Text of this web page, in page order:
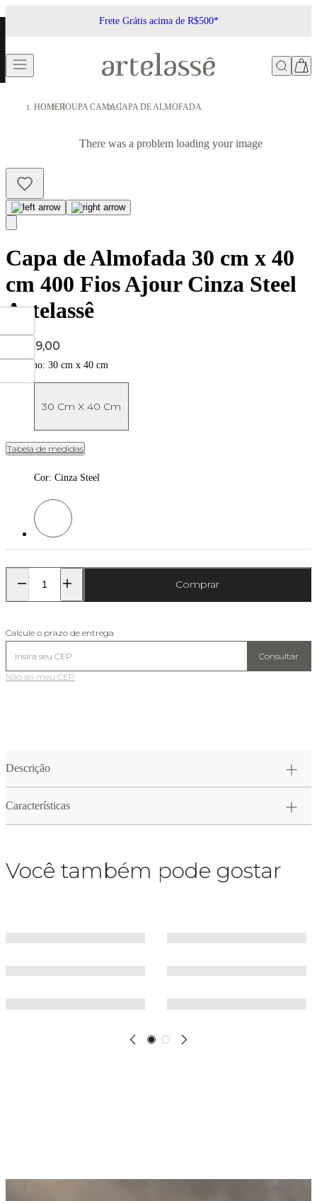
Frete Grátis acima de R$500*
HOMEROUPA CAMACAPA DE ALMOFADA
There was a problem loading your image
Capa de Almofada 30 cm x 40
cm 400 Fios Ajour Cinza Steel
Artelassê
Price:
R$ 169,00
Tamanho: 30 cm x 40 cm
30 Cm X 40 Cm
Tabela de medidas
Cor: Cinza Steel
Cor: Cinza Steel
Comprar
Calcule o prazo de entrega
Consultar
Não sei meu CEP
Descrição
Características
Você também pode gostar